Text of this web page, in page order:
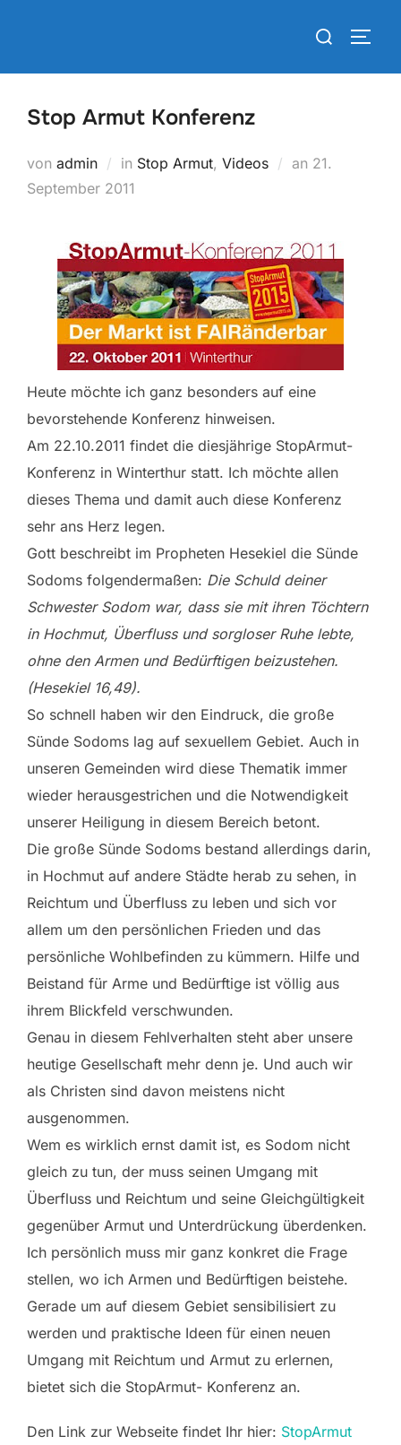
Suchen
Stop Armut Konferenz
von admin in Stop Armut, Videos an Veröffentlicht
21.
September 2011
Heute möchte ich ganz besonders auf eine
bevorstehende Konferenz hinweisen.
Am 22.10.2011 findet die diesjährige StopArmut-
Konferenz in Winterthur statt. Ich möchte allen
dieses Thema und damit auch diese Konferenz
sehr ans Herz legen.
Gott beschreibt im Propheten Hesekiel die Sünde
Sodoms folgendermaßen: Die Schuld deiner
Schwester Sodom war, dass sie mit ihren Töchtern
in Hochmut, Überfluss und sorgloser Ruhe lebte,
ohne den Armen und Bedürftigen beizustehen.
(Hesekiel 16,49).
So schnell haben wir den Eindruck, die große
Sünde Sodoms lag auf sexuellem Gebiet. Auch in
unseren Gemeinden wird diese Thematik immer
wieder herausgestrichen und die Notwendigkeit
unserer Heiligung in diesem Bereich betont.
Die große Sünde Sodoms bestand allerdings darin,
in Hochmut auf andere Städte herab zu sehen, in
Reichtum und Überfluss zu leben und sich vor
allem um den persönlichen Frieden und das
persönliche Wohlbefinden zu kümmern. Hilfe und
Beistand für Arme und Bedürftige ist völlig aus
ihrem Blickfeld verschwunden.
Genau in diesem Fehlverhalten steht aber unsere
heutige Gesellschaft mehr denn je. Und auch wir
als Christen sind davon meistens nicht
ausgenommen.
Wem es wirklich ernst damit ist, es Sodom nicht
gleich zu tun, der muss seinen Umgang mit
Überfluss und Reichtum und seine Gleichgültigkeit
gegenüber Armut und Unterdrückung überdenken.
Ich persönlich muss mir ganz konkret die Frage
stellen, wo ich Armen und Bedürftigen beistehe.
Gerade um auf diesem Gebiet sensibilisiert zu
werden und praktische Ideen für einen neuen
Umgang mit Reichtum und Armut zu erlernen,
bietet sich die StopArmut- Konferenz an.
Den Link zur Webseite findet Ihr hier: StopArmut